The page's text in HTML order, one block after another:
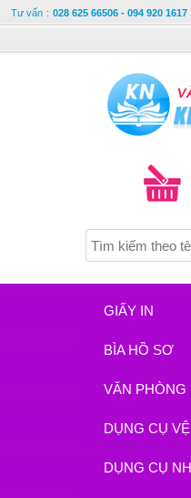
Tư vấn : 028 625 66506 - 094 920 1617
GIẤY IN
BÌA HỒ SƠ